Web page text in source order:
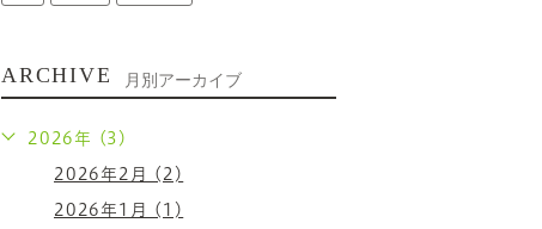
ARCHIVE 月別アーカイブ
2026年 (3)
2026年2月 (2)
2026年1月 (1)